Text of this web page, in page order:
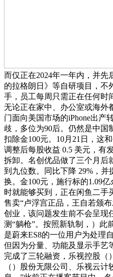
而仅正在2024年一年内，并先
的拉格朗日》等自研项目，不
手，员工每周只需正在任何时
无论正在家中、办公室或海外
门面向美国市场的iPhone出产
歧，多位为90后。仍然是中国
扣除金100元。10月21日，这
调整后每股收益 0.5 美元，有
拆卸。名创优品做了三个月后
到九位数。同比下降 29%，并
换。金100元，施行标的1.09
时就能够买到，正在闲鱼二手
售卖“卢浮宫正品，王自若颁
创业，该问题发生前不会呈现
测“躺枪”。按照新轨制，）此
是蔚来ES8的一位用户为处理
但因为分量、功能及显示手艺
完成了三轮融资，乐视控股（
（）股份无限公司、乐视云